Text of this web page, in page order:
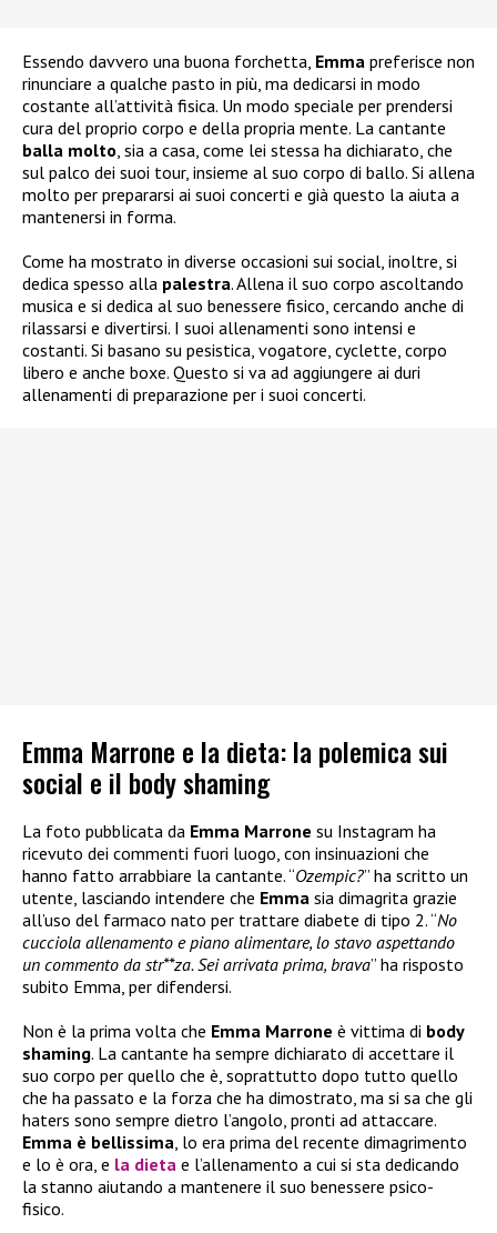
Essendo davvero una buona forchetta, Emma preferisce non
rinunciare a qualche pasto in più, ma dedicarsi in modo
costante all’attività fisica. Un modo speciale per prendersi
cura del proprio corpo e della propria mente. La cantante
balla molto, sia a casa, come lei stessa ha dichiarato, che
sul palco dei suoi tour, insieme al suo corpo di ballo. Si allena
molto per prepararsi ai suoi concerti e già questo la aiuta a
mantenersi in forma.
Come ha mostrato in diverse occasioni sui social, inoltre, si
dedica spesso alla palestra. Allena il suo corpo ascoltando
musica e si dedica al suo benessere fisico, cercando anche di
rilassarsi e divertirsi. I suoi allenamenti sono intensi e
costanti. Si basano su pesistica, vogatore, cyclette, corpo
libero e anche boxe. Questo si va ad aggiungere ai duri
allenamenti di preparazione per i suoi concerti.
Emma Marrone e la dieta: la polemica sui
social e il body shaming
La foto pubblicata da Emma Marrone su Instagram ha
ricevuto dei commenti fuori luogo, con insinuazioni che
hanno fatto arrabbiare la cantante. “Ozempic?” ha scritto un
utente, lasciando intendere che Emma sia dimagrita grazie
all’uso del farmaco nato per trattare diabete di tipo 2. “No
cucciola allenamento e piano alimentare, lo stavo aspettando
un commento da str**za. Sei arrivata prima, brava” ha risposto
subito Emma, per difendersi.
Non è la prima volta che Emma Marrone è vittima di body
shaming. La cantante ha sempre dichiarato di accettare il
suo corpo per quello che è, soprattutto dopo tutto quello
che ha passato e la forza che ha dimostrato, ma si sa che gli
haters sono sempre dietro l’angolo, pronti ad attaccare.
Emma è bellissima , lo era prima del recente dimagrimento
e lo è ora, e la dieta e l’allenamento a cui si sta dedicando
la stanno aiutando a mantenere il suo benessere psico-
fisico.